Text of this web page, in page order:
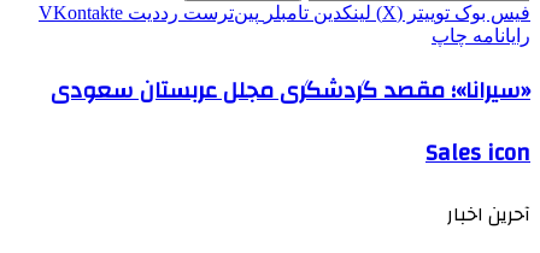
فیس بوک توییتر (X) لینکدین ‫تامبلر ‫پین‌ترست ‫رددیت ‫VKontakte
رایانامه چاپ
«سیرانا»؛ مقصد گردشگری مجلل عربستان سعودی
Sales icon
آحرین اخبار